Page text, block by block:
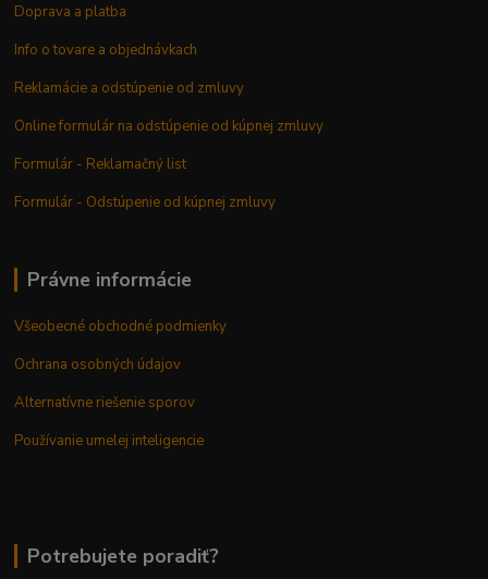
Doprava a platba
Info o tovare a objednávkach
Reklamácie a odstúpenie od zmluvy
Online formulár na odstúpenie od kúpnej zmluvy
Formulár - Reklamačný list
Formulár - Odstúpenie od kúpnej zmluvy
Právne informácie
Všeobecné obchodné podmienky
Ochrana osobných údajov
Alternatívne riešenie sporov
Používanie umelej inteligencie
Potrebujete poradiť?